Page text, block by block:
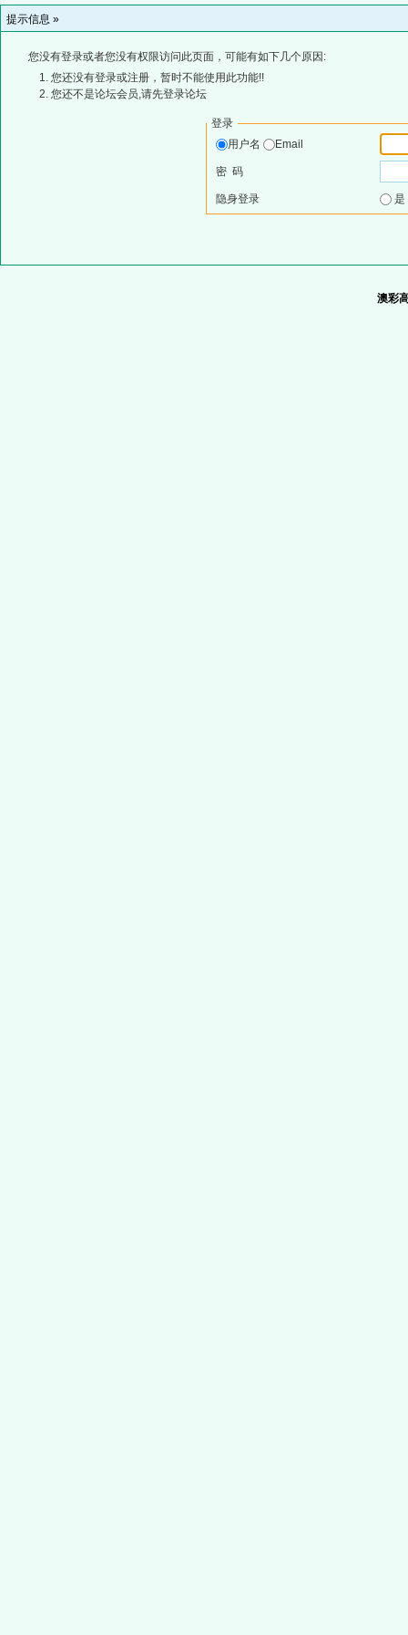
提示信息 »
您没有登录或者您没有权限访问此页面，可能有如下几个原因:
您还没有登录或注册，暂时不能使用此功能!!
您还不是论坛会员,请先登录论坛
登录
用户名
Email
密 码
隐身登录
澳彩